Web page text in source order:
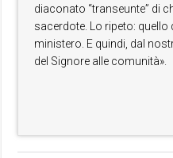
diaconato “transeunte” di
sacerdote. Lo ripeto: quello
ministero. E quindi, dal
del Signore alle comunità».